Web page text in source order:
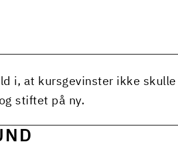
i, at kursgevinster ikke
stiftet på ny.